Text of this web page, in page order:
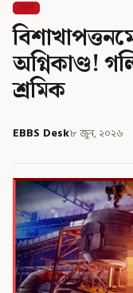
দেশ
অগ্নিকাণ্ড!
শ্রমিক
EBBS Desk৮ জুন, ২০২৬